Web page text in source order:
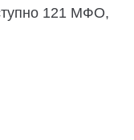
121 МФО,